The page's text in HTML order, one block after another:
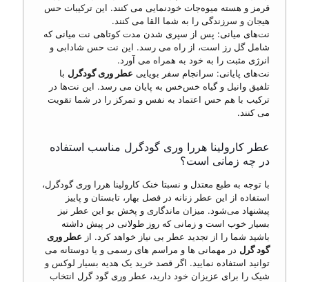
قرمز و هسته میوه‌جات خودنمایی می کنند. این ترکیبات حس
هیجان و سرزندگی را به شما القا می کنند.
نت‌های میانی: پس از سپری شدن مدت کوتاهی نت میانی که
شامل گل رز است، از راه می رسد. این نت حس شادابی و
انرژی مثبت را به خود به همراه می آورد.
نت‌های پایانی: سرانجام سفر بویایی عطر وری گودگرل با
تلفیق وانیل و گیاه خس‌خس به پایان می رسد. این نت‌ها در
ترکیب با هم حس اعتماد به نفس و تمرکز را در شما تقویت
می کنند.
عطر کارولینا هررا وری گودگرل مناسب استفاده
در چه زمانی است؟
با توجه به طبع معتدل و نسبتا خنک کارولینا هررا وری گودگرل،
استفاده از این عطر زنانه در فصل بهار، تابستان و پاییز
پیشنهاد می‌شود. میزان ماندگاری و پخش بو این عطر نیز
بسیار خوب است و زمانی که روز طولانی در پیش داشته
باشید شما را از تجدید عطر بی نیاز خواهد کرد. از عطر وری
گود گرل در مهمانی ها و مراسم های رسمی و یا دوستانه می
توانید استفاده نمایید. اگر قصد خرید یک هدیه بسیار لوکس و
شیک را برای عزیزان خود دارید، عطر وری گود گرل انتخاب